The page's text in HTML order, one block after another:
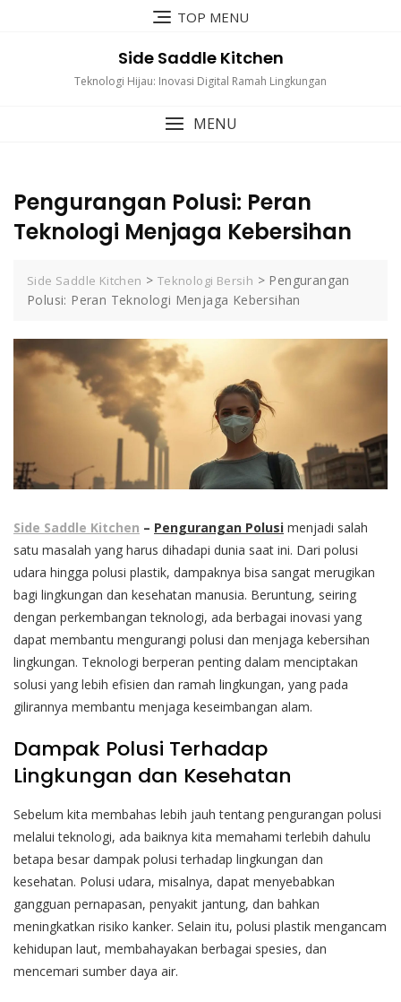
TOP MENU
Side Saddle Kitchen
Teknologi Hijau: Inovasi Digital Ramah Lingkungan
MENU
Pengurangan Polusi: Peran
Teknologi Menjaga Kebersihan
Side Saddle Kitchen > Teknologi Bersih > Pengurangan
Polusi: Peran Teknologi Menjaga Kebersihan
Side Saddle Kitchen – Pengurangan Polusi menjadi salah
satu masalah yang harus dihadapi dunia saat ini. Dari polusi
udara hingga polusi plastik, dampaknya bisa sangat merugikan
bagi lingkungan dan kesehatan manusia. Beruntung, seiring
dengan perkembangan teknologi, ada berbagai inovasi yang
dapat membantu mengurangi polusi dan menjaga kebersihan
lingkungan. Teknologi berperan penting dalam menciptakan
solusi yang lebih efisien dan ramah lingkungan, yang pada
gilirannya membantu menjaga keseimbangan alam.
Dampak Polusi Terhadap
Lingkungan dan Kesehatan
Sebelum kita membahas lebih jauh tentang pengurangan polusi
melalui teknologi, ada baiknya kita memahami terlebih dahulu
betapa besar dampak polusi terhadap lingkungan dan
kesehatan. Polusi udara, misalnya, dapat menyebabkan
gangguan pernapasan, penyakit jantung, dan bahkan
meningkatkan risiko kanker. Selain itu, polusi plastik mengancam
kehidupan laut, membahayakan berbagai spesies, dan
mencemari sumber daya air.